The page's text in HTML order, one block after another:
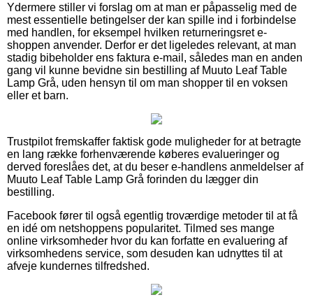
Ydermere stiller vi forslag om at man er påpasselig med de
mest essentielle betingelser der kan spille ind i forbindelse
med handlen, for eksempel hvilken returneringsret e-
shoppen anvender. Derfor er det ligeledes relevant, at man
stadig bibeholder ens faktura e-mail, således man en anden
gang vil kunne bevidne sin bestilling af Muuto Leaf Table
Lamp Grå, uden hensyn til om man shopper til en voksen
eller et barn.
Trustpilot fremskaffer faktisk gode muligheder for at betragte
en lang række forhenværende køberes evalueringer og
derved foreslåes det, at du beser e-handlens anmeldelser af
Muuto Leaf Table Lamp Grå forinden du lægger din
bestilling.
Facebook fører til også egentlig troværdige metoder til at få
en idé om netshoppens popularitet. Tilmed ses mange
online virksomheder hvor du kan forfatte en evaluering af
virksomhedens service, som desuden kan udnyttes til at
afveje kundernes tilfredshed.